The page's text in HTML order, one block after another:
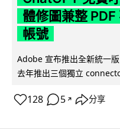
體修圖兼整
帳號
Adobe 宣布推出全新統一
去年推出三個獨立
128 5 ↗ 分享